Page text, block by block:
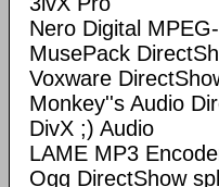
Nero Digital
MusePack
Voxware
Monkey''s Audio
DivX ;) Audio
LAME MP3
Ogg DirectShow